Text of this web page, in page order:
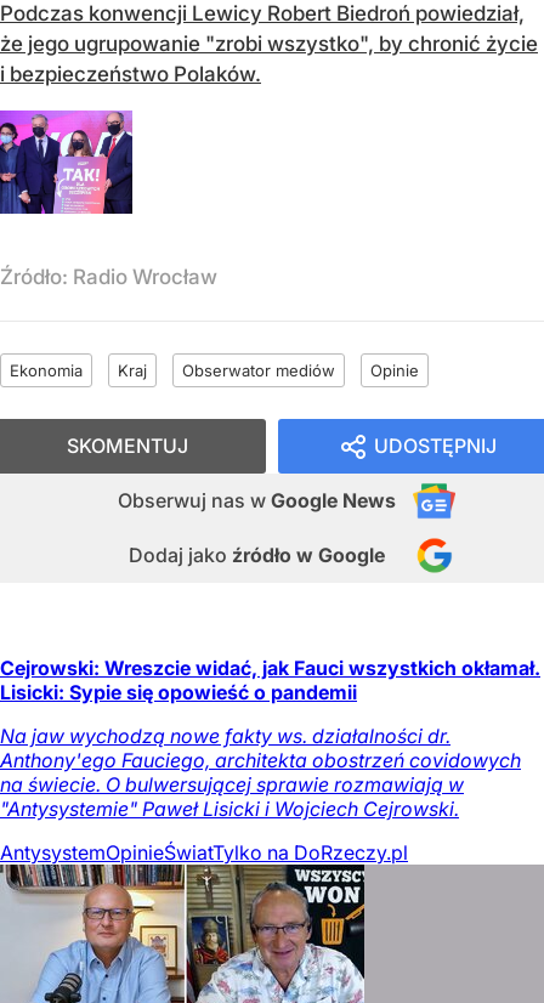
Podczas konwencji Lewicy Robert Biedroń powiedział,
że jego ugrupowanie "zrobi wszystko", by chronić życie
i bezpieczeństwo Polaków.
Źródło: Radio Wrocław
Ekonomia Kraj Obserwator mediów Opinie
UDOSTĘPNIJ
Obserwuj nas w Google News
Dodaj jako źródło w Google
SKOMENTUJ
Cejrowski: Wreszcie widać, jak Fauci wszystkich okłamał.
Lisicki: Sypie się opowieść o pandemii
Na jaw wychodzą nowe fakty ws. działalności dr.
Anthony'ego Fauciego, architekta obostrzeń covidowych
na świecie. O bulwersującej sprawie rozmawiają w
"Antysystemie" Paweł Lisicki i Wojciech Cejrowski.
AntysystemOpinieŚwiatTylko na DoRzeczy.pl